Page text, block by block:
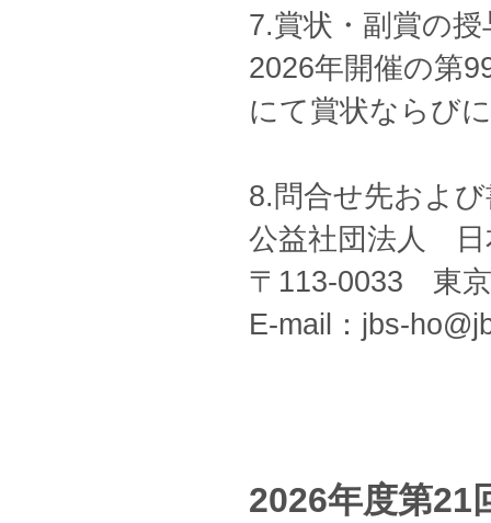
7.賞状・副賞の授
2026年開催の第
にて賞状ならび
8.問合せ先およ
公益社団法人 日
〒113-0033 東
E-mail：jbs-
2026年度第21